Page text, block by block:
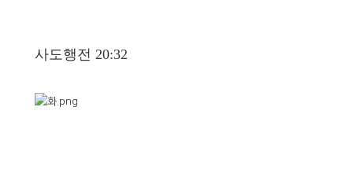
사도행전 20:32